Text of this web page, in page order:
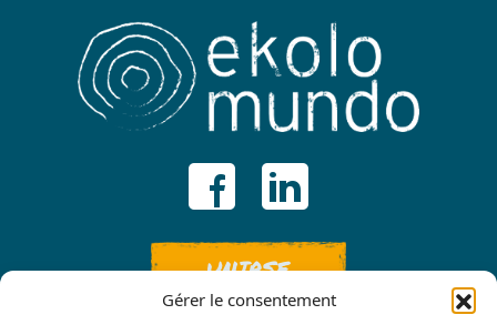
Gérer le consentement
UNIRSE